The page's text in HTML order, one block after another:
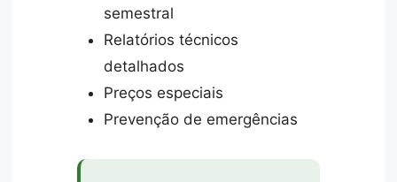
semestral
Relatórios técnicos
detalhados
Preços especiais
Prevenção de emergências